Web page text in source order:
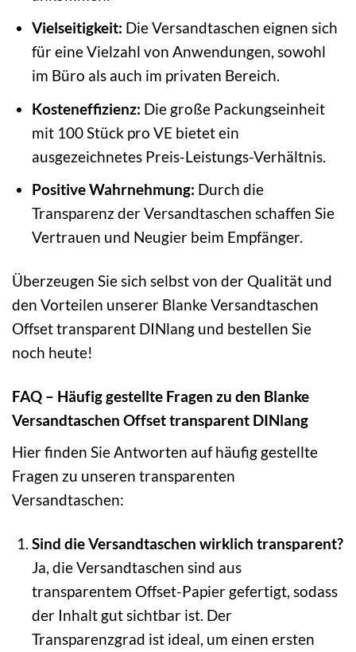
Vielseitigkeit: Die Versandtaschen eignen sich
für eine Vielzahl von Anwendungen, sowohl
im Büro als auch im privaten Bereich.
Kosteneffizienz: Die große Packungseinheit
mit 100 Stück pro VE bietet ein
ausgezeichnetes Preis-Leistungs-Verhältnis.
Positive Wahrnehmung: Durch die
Transparenz der Versandtaschen schaffen Sie
Vertrauen und Neugier beim Empfänger.
Überzeugen Sie sich selbst von der Qualität und
den Vorteilen unserer Blanke Versandtaschen
Offset transparent DINlang und bestellen Sie
noch heute!
FAQ – Häufig gestellte Fragen zu den Blanke
Versandtaschen Offset transparent DINlang
Hier finden Sie Antworten auf häufig gestellte
Fragen zu unseren transparenten
Versandtaschen:
Sind die Versandtaschen wirklich transparent?
Ja, die Versandtaschen sind aus
transparentem Offset-Papier gefertigt, sodass
der Inhalt gut sichtbar ist. Der
Transparenzgrad ist ideal, um einen ersten